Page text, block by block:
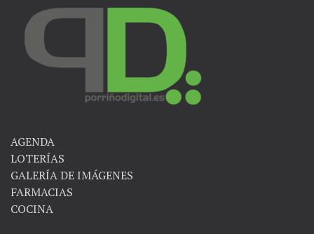
AGENDA
LOTERÍAS
GALERÍA DE IMÁGENES
FARMACIAS
COCINA